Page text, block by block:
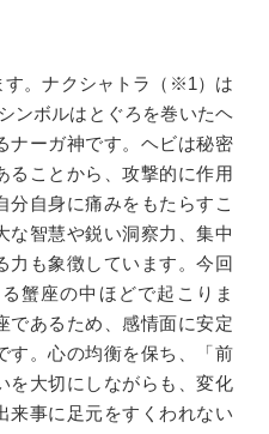
す。ナクシャトラ（※1）は
ンボルはとぐろを巻いたヘ
ナーガ神です。ヘビは秘密
ることから、攻撃的に作用
自身に痛みをもたらすこ
な智慧や鋭い洞察力、集中
力も象徴しています。今回
蟹座の中ほどで起こりま
であるため、感情面に安定
す。心の均衡を保ち、「前
を大切にしながらも、変化
来事に足元をすくわれない